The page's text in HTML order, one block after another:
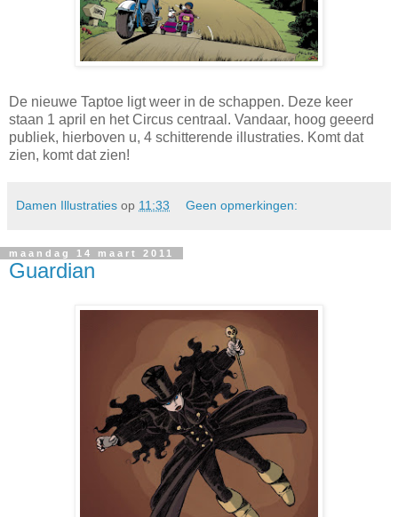
De nieuwe Taptoe ligt weer in de schappen. Deze keer
staan 1 april en het Circus centraal. Vandaar, hoog geeerd
publiek, hierboven u, 4 schitterende illustraties. Komt dat
zien, komt dat zien!
Damen Illustraties op 11:33 Geen opmerkingen:
maandag 14 maart 2011
Guardian